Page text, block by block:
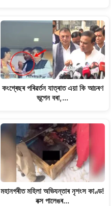
কংগ্ৰেছৰ পৰিৱৰ্তন যাত্ৰাত এয়া কি আচৰণ
ভূপেন বৰা,…
মহানগৰীত মহিলা অভিযন্তাৰ নৃশংস কাণ্ড!
বক্স পালেঙৰ…